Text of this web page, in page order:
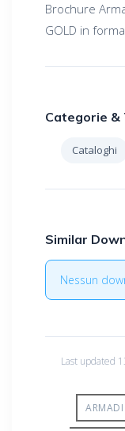
Brochure
GOLD in
Categorie &
Cataloghi
Similar
Nessun
Last updated
ARMADI